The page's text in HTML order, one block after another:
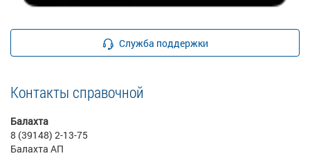
Служба поддержки
Контакты справочной
Балахта
8 (39148) 2-13-75
Балахта АП